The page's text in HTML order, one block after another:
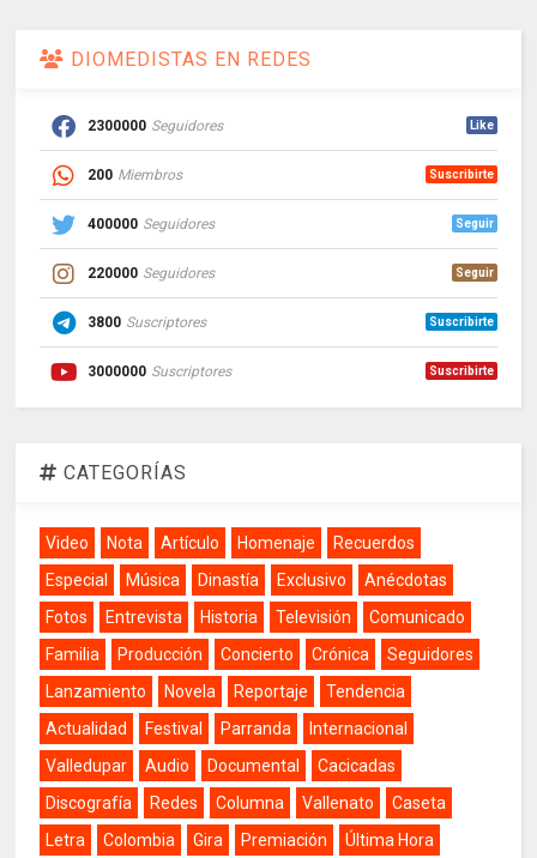
DIOMEDISTAS EN REDES
2300000 Seguidores Like
200 Miembros Suscribirte
400000 Seguidores Seguir
220000 Seguidores Seguir
3800 Suscriptores Suscribirte
3000000 Suscriptores Suscribirte
CATEGORÍAS
Video Nota Artículo Homenaje
Recuerdos
Especial
Música Dinastía Exclusivo
Anécdotas
Fotos
Entrevista Historia Televisión
Comunicado
Familia
Producción Concierto Crónica
Seguidores
Lanzamiento
Novela Reportaje
Tendencia
Actualidad
Festival Parranda
Internacional
Valledupar
Audio Documental
Cacicadas
Discografía
Redes Columna Vallenato
Caseta
Letra
Colombia Gira Premiación Última Hora